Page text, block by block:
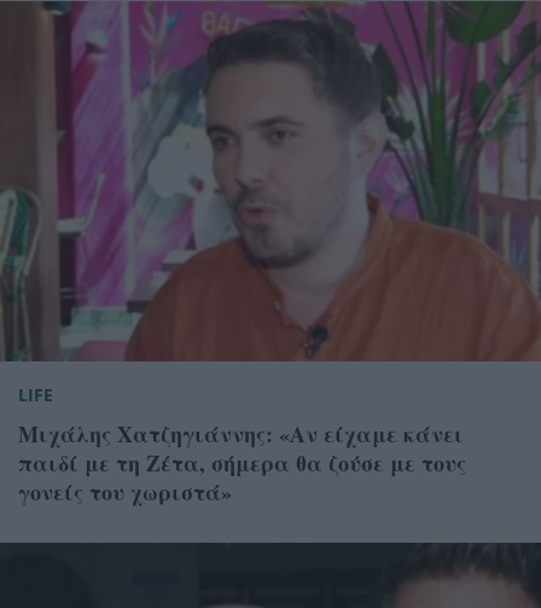
LIFE
Μιχάλης Χατζηγιάννης: «Αν είχαμε κάνει
παιδί με τη Ζέτα, σήμερα θα ζούσε με τους
γονείς του χωριστά»